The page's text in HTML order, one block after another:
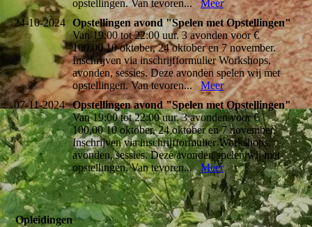
opstellingen. Van tevoren... Meer
24-10-2024 Opstellingen avond "Spelen met Opstellingen"
Van 19:00 tot 22:00 uur. 3 avonden voor €
100,00 10 oktober, 24 oktober en 7 november.
Inschrijven via inschrijfformulier Workshops,
avonden, sessies. Deze avonden spelen wij met
opstellingen. Van tevoren...Meer
07-11-2024
Opstellingen avond "Spelen met Opstellingen"
Van 19:00 tot 22:00 uur. 3 avonden voor €
100,00 10 oktober, 24 oktober en 7 november.
Inschrijven via inschrijfformulier Workshops,
avonden, sessies. Deze avonden spelen wij met
opstellingen. Van tevoren...Meer
Opleidingen